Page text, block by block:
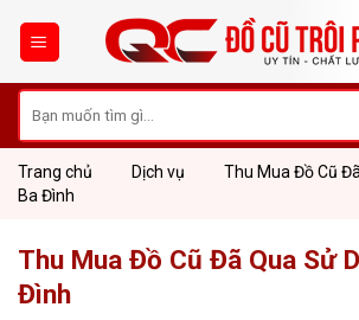
kiếm:
Trang chủ Dịch vụ
Thu Mua Đồ Cũ
Ba Đình
Thu Mua Đồ Cũ Đã Qua Sử
Đình